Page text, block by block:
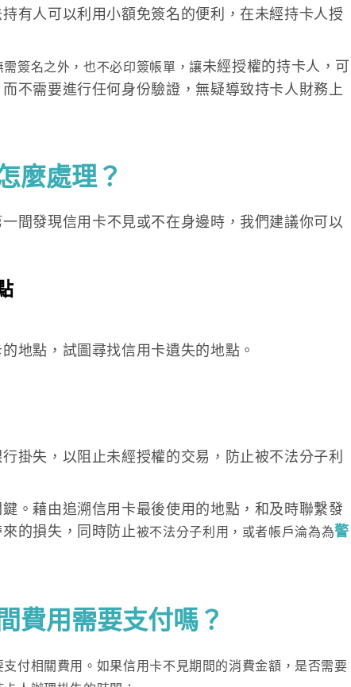
有人可以利用小額免簽名的便利，在未經持卡人授
簽名之外，也不必印簽帳單，讓未經授權的持卡人，可
不需要進行任何身份驗證，無疑導致持卡人財務上
麼處理？
間發現信用卡不見或不在身邊時，我們建議你可以
地點，試圖尋找信用卡遺失的地點。
掛失，以阻止未經授權的交易，防止被不法分子利
。藉由追溯信用卡最後使用的地點，和及時聯繫發
的損失，同時防止被不法分子利用，或者帳戶淪為為警
費用需要支付嗎？
付相關費用。如果信用卡不見期間的消費金額，是否需要